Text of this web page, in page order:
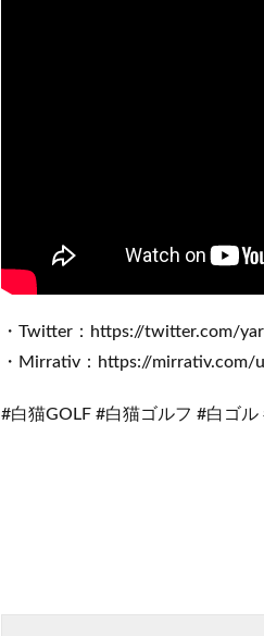
・Twitter：https://twitter.com/
・Mirrativ：https://mirrativ.com/
#白猫GOLF #白猫ゴルフ #白ゴ